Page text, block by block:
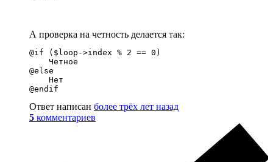
А проверка на четность делается так:
@if ($loop->index % 2 == 0)
    Четное
@else
    Нет
@endif
Ответ написан более трёх лет назад
5 комментариев